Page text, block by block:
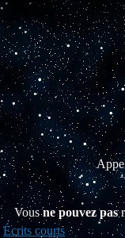
Vousne pouvez pas
Écrits courts